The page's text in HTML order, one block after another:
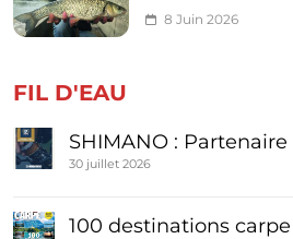
8 Juin 2026
FIL D'EAU
SHIMANO : Partenaire
30 juillet 2026
100 destinations